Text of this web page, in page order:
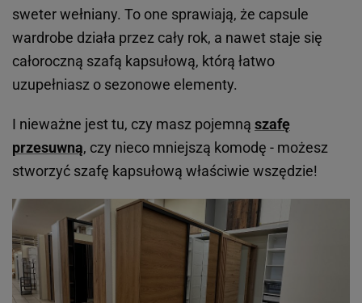
sweter wełniany. To one sprawiają, że capsule
wardrobe działa przez cały rok, a nawet staje się
całoroczną szafą kapsułową, którą łatwo
uzupełniasz o sezonowe elementy.
I nieważne jest tu, czy masz pojemną szafę
przesuwną, czy nieco mniejszą komodę - możesz
stworzyć szafę kapsułową właściwie wszędzie!